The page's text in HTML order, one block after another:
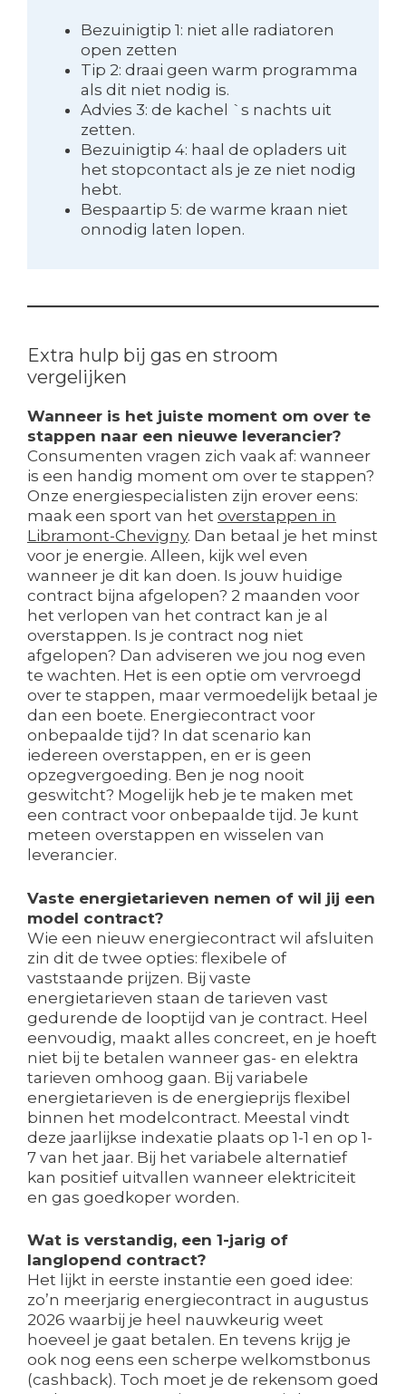
Bezuinigtip 1: niet alle radiatoren
open zetten
Tip 2: draai geen warm programma
als dit niet nodig is.
Advies 3: de kachel `s nachts uit
zetten.
Bezuinigtip 4: haal de opladers uit
het stopcontact als je ze niet nodig
hebt.
Bespaartip 5: de warme kraan niet
onnodig laten lopen.
Extra hulp bij gas en stroom
vergelijken
Wanneer is het juiste moment om over te
stappen naar een nieuwe leverancier?
Consumenten vragen zich vaak af: wanneer
is een handig moment om over te stappen?
Onze energiespecialisten zijn erover eens:
maak een sport van het overstappen in
Libramont-Chevigny. Dan betaal je het minst
voor je energie. Alleen, kijk wel even
wanneer je dit kan doen. Is jouw huidige
contract bijna afgelopen? 2 maanden voor
het verlopen van het contract kan je al
overstappen. Is je contract nog niet
afgelopen? Dan adviseren we jou nog even
te wachten. Het is een optie om vervroegd
over te stappen, maar vermoedelijk betaal je
dan een boete. Energiecontract voor
onbepaalde tijd? In dat scenario kan
iedereen overstappen, en er is geen
opzegvergoeding. Ben je nog nooit
geswitcht? Mogelijk heb je te maken met
een contract voor onbepaalde tijd. Je kunt
meteen overstappen en wisselen van
leverancier.
Vaste energietarieven nemen of wil jij een
model contract?
Wie een nieuw energiecontract wil afsluiten
zin dit de twee opties: flexibele of
vaststaande prijzen. Bij vaste
energietarieven staan de tarieven vast
gedurende de looptijd van je contract. Heel
eenvoudig, maakt alles concreet, en je hoeft
niet bij te betalen wanneer gas- en elektra
tarieven omhoog gaan. Bij variabele
energietarieven is de energieprijs flexibel
binnen het modelcontract. Meestal vindt
deze jaarlijkse indexatie plaats op 1-1 en op 1-
7 van het jaar. Bij het variabele alternatief
kan positief uitvallen wanneer elektriciteit
en gas goedkoper worden.
Wat is verstandig, een 1-jarig of
langlopend contract?
Het lijkt in eerste instantie een goed idee:
zo’n meerjarig energiecontract in augustus
2026 waarbij je heel nauwkeurig weet
hoeveel je gaat betalen. En tevens krijg je
ook nog eens een scherpe welkomstbonus
(cashback). Toch moet je de rekensom goed